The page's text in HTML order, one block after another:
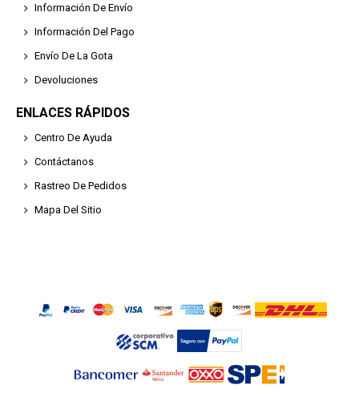
Información De Envío
Información Del Pago
Envío De La Gota
Devoluciones
ENLACES RÁPIDOS
Centro De Ayuda
Contáctanos
Rastreo De Pedidos
Mapa Del Sitio